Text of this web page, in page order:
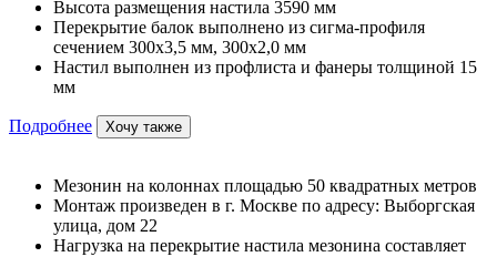
Высота размещения настила 3590 мм
Перекрытие балок выполнено из сигма-профиля
сечением 300х3,5 мм, 300х2,0 мм
Настил выполнен из профлиста и фанеры толщиной 15
мм
Подробнее Хочу также
Мезонин на колоннах площадью 50 квадратных метров
Монтаж произведен в г. Москве по адресу: Выборгская
улица, дом 22
Нагрузка на перекрытие настила мезонина составляет